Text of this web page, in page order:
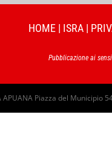
HOME| ISRA|
Pubblicazione ai
APUANA Piazza del